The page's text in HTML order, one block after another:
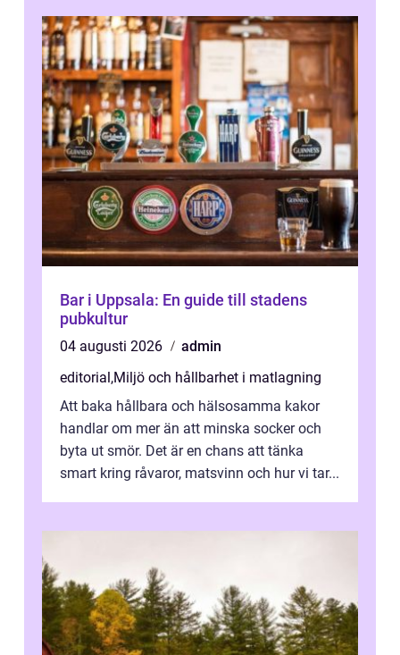
Bar i Uppsala: En guide till stadens
pubkultur
04 augusti 2026
admin
editorial,Miljö och hållbarhet i matlagning
Att baka hållbara och hälsosamma kakor
handlar om mer än att minska socker och
byta ut smör. Det är en chans att tänka
smart kring råvaror, matsvinn och hur vi tar...